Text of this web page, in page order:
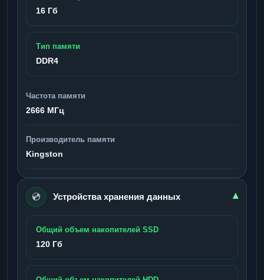
16 Гб
Тип памяти
DDR4
Частота памяти
2666 МГц
Производитель памяти
Kingston
💿 Устройства хранения данных ▾
Общий объем накопителей SSD
120 Гб